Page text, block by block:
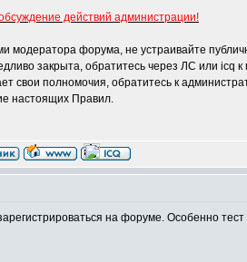
действий администрации!
модератора форума, не устраивайте
закрыта, обратитесь через ЛС или icq
свои полномочия, обратитесь к
настоящих Правил.
на форуме. Особенно